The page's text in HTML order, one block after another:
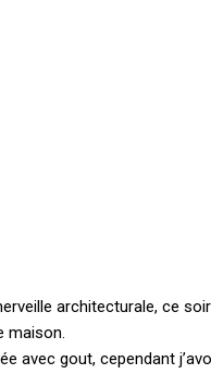
architecturale, ce
maison.
gout, cependant